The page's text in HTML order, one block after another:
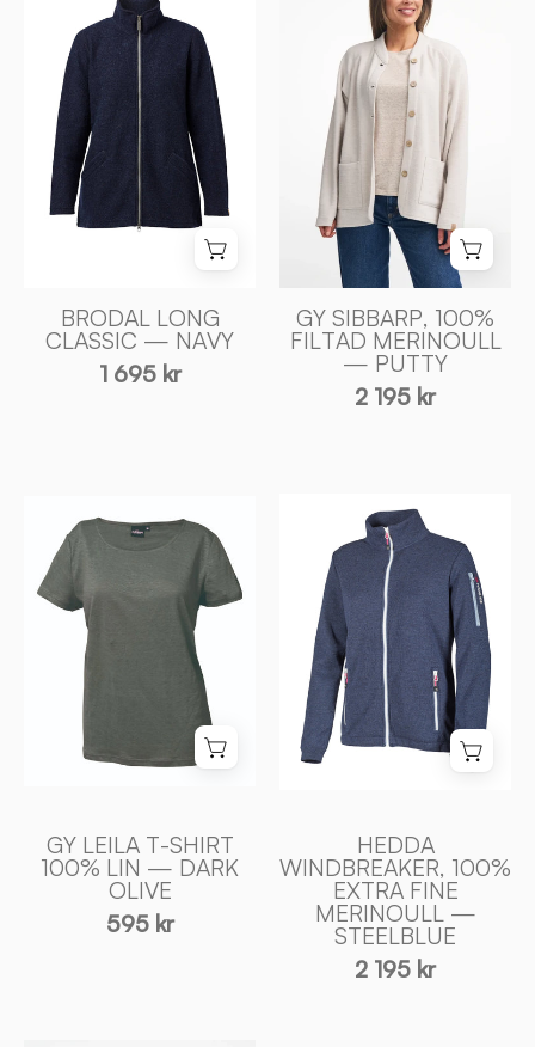
CLASSIC
—
-
Ivanhoe
Sweden
BRODAL LONG
CLASSIC — NAVY
1 695 kr
100%
FILTAD
MERINOULL
—
PUTTY
-
Ivanhoe
of
Sweden
GY SIBBARP, 100%
FILTAD MERINOULL
— PUTTY
2 195 kr
LEILA
Ivanhoe
of
Sweden
GY LEILA T-SHIRT
100% LIN — DARK
OLIVE
595 kr
HEDDA
100%
EXTRA
FINE
MERINOULL
—
STEELBLUE
-
Sweden
HEDDA
WINDBREAKER, 100%
EXTRA FINE
MERINOULL —
STEELBLUE
2 195 kr